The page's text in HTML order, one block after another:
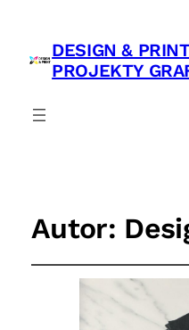
DESIGN &
PROJEKTY
Autor: